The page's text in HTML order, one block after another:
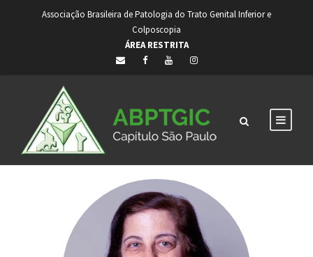
Associação Brasileira de Patologia do Trato Genital Inferior e
Colposcopia
ÁREA RESTRITA